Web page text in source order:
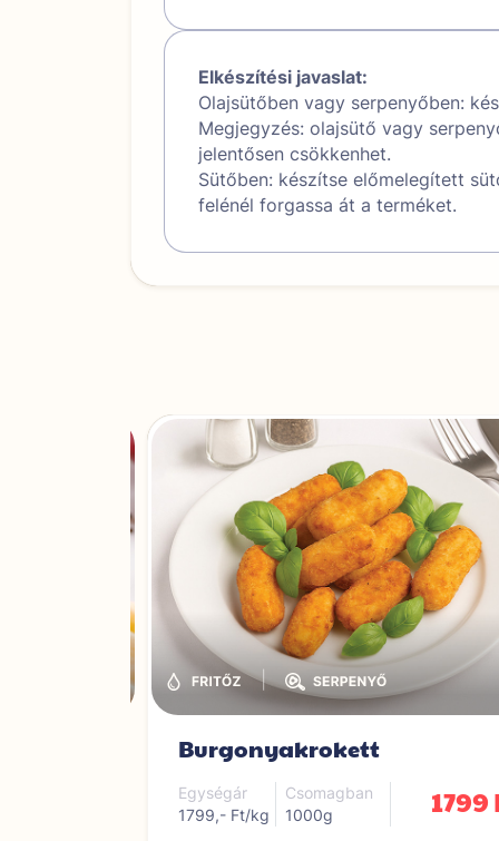
Elkészítési javaslat:
Olajsütőben vagy serpenyőben:
Megjegyzés: olajsütő vagy
jelentősen csökkenhet.
Sütőben: készítse előmelegített
felénél forgassa át a terméket.
|
Burgonyakrokett
Egységár
1799,- Ft/kg
Csomagban
1000g
1799